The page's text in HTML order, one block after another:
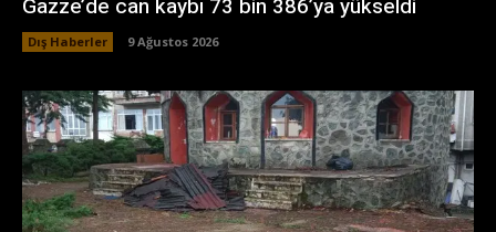
Dış Haberler 9 Ağustos 2026